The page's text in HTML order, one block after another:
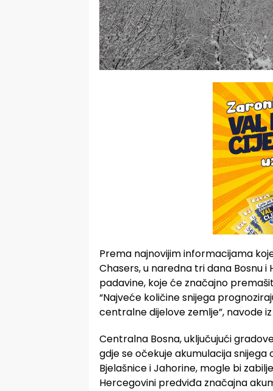
Prema najnovijim informacijama
Chasers, u naredna tri dana Bosnu
padavine, koje će značajno
“Najveće količine snijega
centralne dijelove zemlje”, navode
Centralna Bosna, uključujući
gdje se očekuje akumulacija
Bjelašnice i Jahorine, mogle bi
Hercegovini predviđa značajna